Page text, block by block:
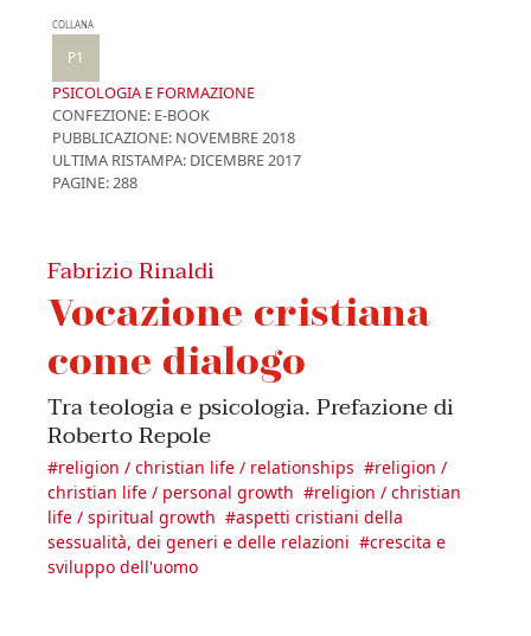
COLLANA
P1
PSICOLOGIA E FORMAZIONE
CONFEZIONE: E-BOOK
PUBBLICAZIONE: NOVEMBRE 2018
ULTIMA RISTAMPA: DICEMBRE 2017
PAGINE: 288
Fabrizio Rinaldi
Vocazione cristiana
come dialogo
Tra teologia e psicologia. Prefazione di
Roberto Repole
#religion / christian life / relationships #religion /
christian life / personal growth #religion / christian
life / spiritual growth #aspetti cristiani della
sessualità, dei generi e delle relazioni #crescita e
sviluppo dell'uomo